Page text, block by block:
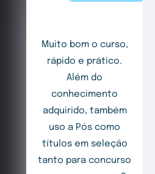
Muito bom o curso,
rápido e prático.
Além do
conhecimento
adquirido, também
uso a Pós como
títulos em seleção
tanto para concurso